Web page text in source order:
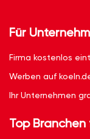
Für
Firma kostenlos
Werben auf
Ihr Unternehmen
Top Branchen